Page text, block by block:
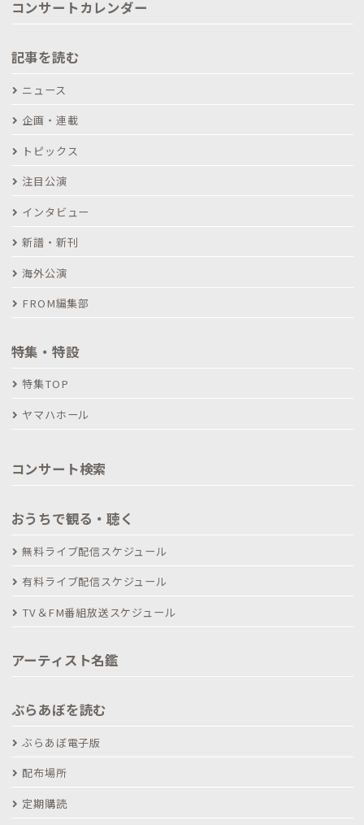
コンサートカレンダー
記事を読む
ニュース
企画・連載
トピックス
注目公演
インタビュー
新譜・新刊
海外公演
FROM編集部
特集・特設
特集TOP
ヤマハホール
コンサート検索
おうちで観る・聴く
無料ライブ配信スケジュール
有料ライブ配信スケジュール
TV＆FM番組放送スケジュール
アーティスト名鑑
ぶらあぼを読む
ぶらあぼ電子版
配布場所
定期購読